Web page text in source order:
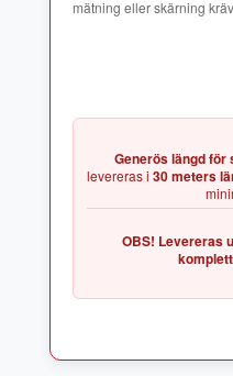
Generös längd för
levereras i 30 meters
OBS! Levereras